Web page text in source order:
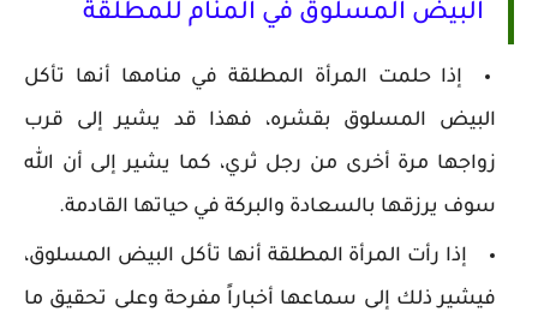
البيض المسلوق في المنام للمطلقة
إذا حلمت المرأة المطلقة في منامها أنها تأكل
البيض المسلوق بقشره، فهذا قد يشير إلى قرب
زواجها مرة أخرى من رجل ثري، كما يشير إلى أن الله
سوف يرزقها بالسعادة والبركة في حياتها القادمة.
إذا رأت المرأة المطلقة أنها تأكل البيض المسلوق،
فيشير ذلك إلى سماعها أخباراً مفرحة وعلى تحقيق ما